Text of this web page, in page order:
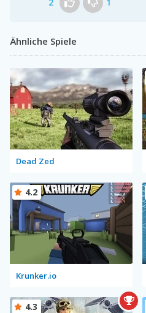
2 1
Ähnliche Spiele
Dead Zed
Krunker.io
4.2
4.3